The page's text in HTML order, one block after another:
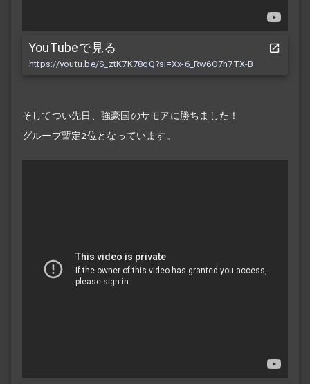
YouTubeで見る
https://youtu.be/S_ztK7K78qQ?si=Xx-6_Rw6O7h7TX-B
そしてつい先日、強豪国のサモアに勝ちました！
グループ暫定2位となっています。